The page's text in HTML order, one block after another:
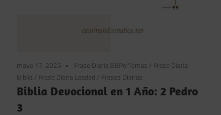
mayo 17, 2025 Frase Diaria BBPorTemas / Frase Diaria
Biblia / Frase Diaria Loaded / Frases Diarias
Biblia Devocional en 1 Año: 2 Pedro
3